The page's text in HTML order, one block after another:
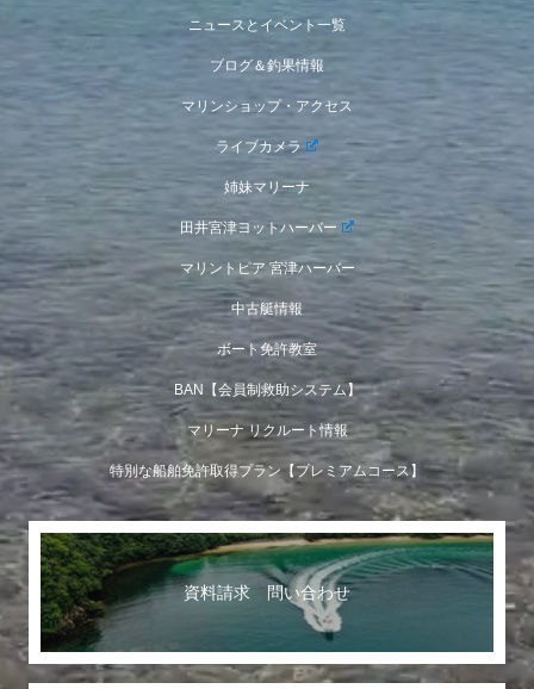
ニュースとイベント一覧
ブログ＆釣果情報
マリンショップ・アクセス
ライブカメラ
姉妹マリーナ
田井宮津ヨットハーバー
マリントピア 宮津ハーバー
中古艇情報
ボート免許教室
BAN【会員制救助システム】
マリーナ リクルート情報
特別な船舶免許取得プラン【プレミアムコース】
資料請求 問い合わせ